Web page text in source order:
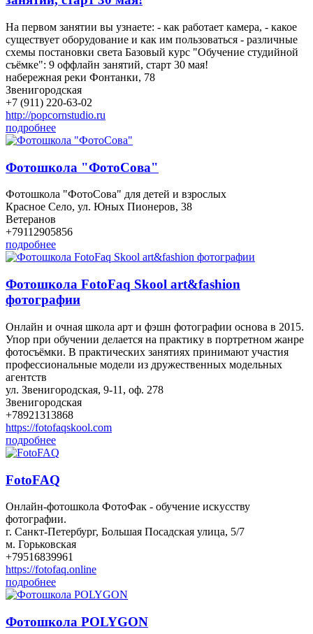
На первом занятии вы узнаете: - как работает камера, - какое
существует оборудование и как им пользоваться - различные
схемы постановки света Базовый курс "Обучение студийной
съёмке": 9 оффлайн занятий, старт 30 мая!
набережная реки Фонтанки, 78
Звенигородская
+7 (911) 220-63-02
http://popcornstudio.ru
подробнее
Фотошкола "ФотоСова"
Фотошкола "ФотоСова" для детей и взрослых
Красное Село, ул. Юных Пионеров, 38
Ветеранов
+79112905856
подробнее
Фотошкола FotoFaq Skool art&fashion
фотографии
Онлайн и очная школа арт и фэшн фотографии основа в 2015.
Упор при обучении делается на практику в портретном жанре
фотосъёмки. В практических занятиях принимают участия
профессиональные модели из дружественных модельных
агентств
ул. Звенигородская, 9-11, оф. 278
Звенигородская
+78921313868
https://fotofaqskool.com
подробнее
FotoFAQ
Онлайн-фотошкола ФотоФак - обучение искусству
фотографии.
г. Санкт-Петербург, Большая Посадская улица, 5/7
м. Горьковская
+79516839961
https://fotofaq.online
подробнее
Фотошкола POLYGON